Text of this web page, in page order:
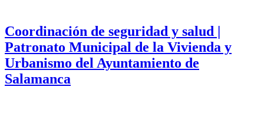
Coordinación de seguridad y salud |
Patronato Municipal de la Vivienda y
Urbanismo del Ayuntamiento de
Salamanca